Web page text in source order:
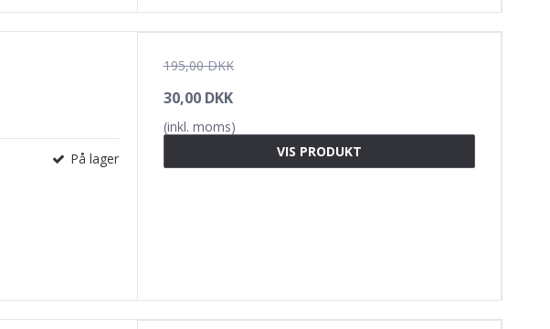
På lager
195,00 DKK
30,00 DKK
(inkl. moms)
VIS PRODUKT